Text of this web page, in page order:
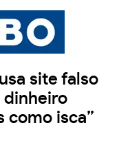
site falso
dinheiro
como isca”